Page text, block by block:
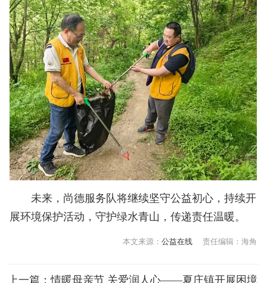
未来，尚德服务队将继续坚守公益初心，持续开
展环境保护活动，守护绿水青山，传递责任温暖。
本文来源： 公益在线 责任编辑：海角
上一篇：情暖母亲节 关爱润人心——夏庄镇开展困境